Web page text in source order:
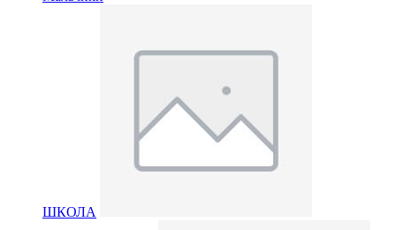
ШКОЛА